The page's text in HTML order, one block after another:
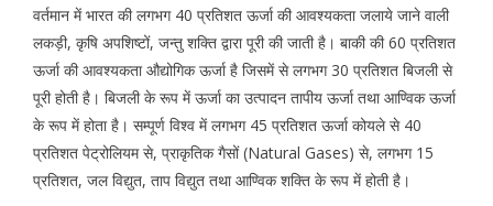
वर्तमान में भारत की लगभग 40 प्रतिशत ऊर्जा की आवश्यकता जलाये जाने वाली
लकड़ी, कृषि अपशिष्टों, जन्तु शक्ति द्वारा पूरी की जाती है। बाकी की 60 प्रतिशत
ऊर्जा की आवश्यकता औद्योगिक ऊर्जा है जिसमें से लगभग 30 प्रतिशत बिजली से
पूरी होती है। बिजली के रूप में ऊर्जा का उत्पादन तापीय ऊर्जा तथा आण्विक ऊर्जा
के रूप में होता है। सम्पूर्ण विश्व में लगभग 45 प्रतिशत ऊर्जा कोयले से 40
प्रतिशत पेट्रोलियम से, प्राकृतिक गैसों (Natural Gases) से, लगभग 15
प्रतिशत, जल विद्युत, ताप विद्युत तथा आण्विक शक्ति के रूप में होती है।